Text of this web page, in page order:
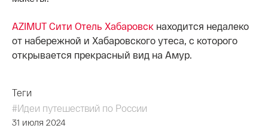
AZIMUT Сити Отель Хабаровск находится недалеко
от набережной и Хабаровского утеса, с которого
открывается прекрасный вид на Амур.
Теги
#Идеи путешествий по России
31 июля 2024